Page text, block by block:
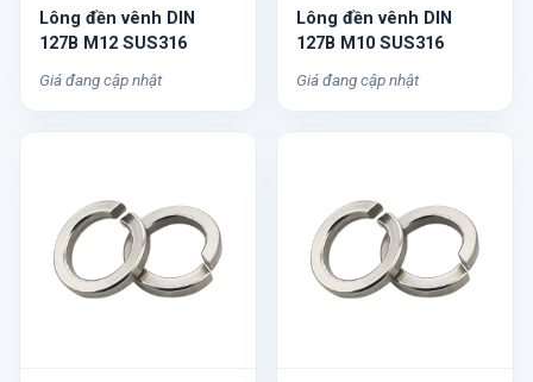
Lông đền vênh DIN
127B M12 SUS316
Giá đang cập nhật
Lông đền vênh DIN
127B M10 SUS316
Giá đang cập nhật